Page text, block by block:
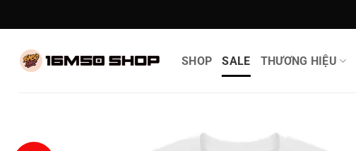
qua
dung
SHOP SALE THƯƠNG HIỆU